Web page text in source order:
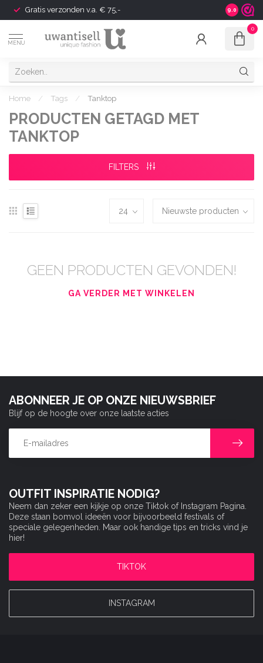
Gratis verzonden v.a. € 75,- Shipping
9.0
MENU
0
Home / Tags / Tanktop
PRODUCTEN GETAGD MET
TANKTOP
FILTERS
GEEN PRODUCTEN GEVONDEN!
GA VERDER MET WINKELEN
OUTFIT INSPIRATIE NODIG?
Neem dan zeker een kijkje op onze Tiktok of Instagram Pagina.
Deze staan bomvol ideeën voor bijvoorbeeld festivals of
speciale gelegenheden. Maar ook handige tips en tricks vind je
hier!
TIKTOK
INSTAGRAM
ABONNEER JE OP ONZE NIEUWSBRIEF
Blijf op de hoogte over onze laatste acties